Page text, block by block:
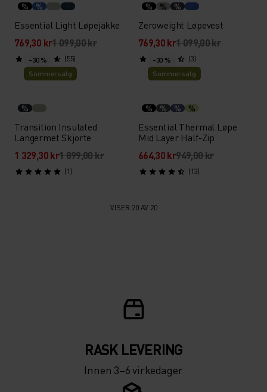
% %
Essential Light Løpejakke
769,30 kr1 099,00 kr
(55)
% % %
Zeroweight Løpevest
769,30 kr1 099,00 kr
(3)
-30 %
Sommersalg
%
Transition Insulated
Langermet Skjorte
1 329,30 kr1 899,00 kr
(1)
-30 %
Sommersalg
% % % %
Essential Thermal Løpe
Mid Layer Half-Zip
664,30 kr949,00 kr
(13)
VISER 20 AV 20
RASK LEVERING
Innen 3–6 virkedager